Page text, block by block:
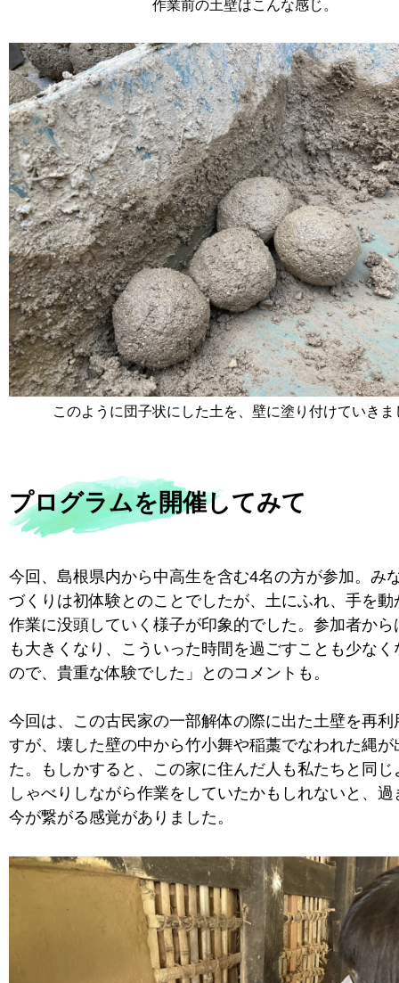
作業前の土壁はこんな感じ。
このように団子状にした土を、壁に塗り付けていきま
プログラムを開催してみて
今回、島根県内から中高生を含む4名の方が参加。み
づくりは初体験とのことでしたが、土にふれ、手を動
作業に没頭していく様子が印象的でした。参加者から
も大きくなり、こういった時間を過ごすことも少なく
ので、貴重な体験でした」とのコメントも。
今回は、この古民家の一部解体の際に出た土壁を再利
すが、壊した壁の中から竹小舞や稲藁でなわれた縄が
た。もしかすると、この家に住んだ人も私たちと同じ
しゃべりしながら作業をしていたかもしれないと、過
今が繋がる感覚がありました。